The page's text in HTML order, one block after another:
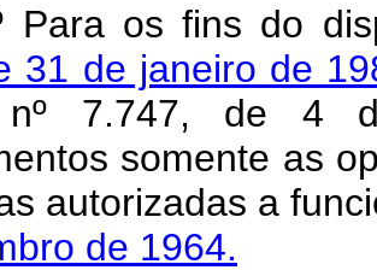
Para os fins do
31 de janeiro de
7.747, de 4
somente as
autorizadas a
de 1964.